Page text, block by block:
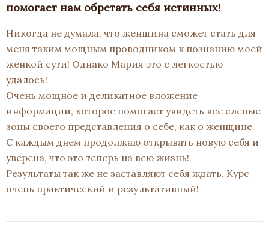
помогает нам обретать себя истинных!
Никогда не думала, что женщина сможет стать для
меня таким мощным проводником к познанию моей
женкой сути! Однако Мария это с легкостью
удалось!
Очень мощное и деликатное вложение
информации, которое помогает увидеть все слепые
зоны своего представления о себе, как о женщине.
С каждым днем продолжаю открывать новую себя и
уверена, что это теперь на всю жизнь!
Результаты так же не заставляют себя ждать. Курс
очень практический и результативный!